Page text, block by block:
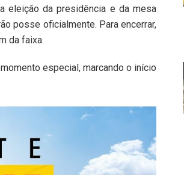
eleição da presidência e da mesa
posse oficialmente. Para encerrar,
da faixa.
especial, marcando o início